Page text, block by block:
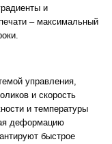
и
– максимальный
управления,
и скорость
и температуры
деформацию
быстрое